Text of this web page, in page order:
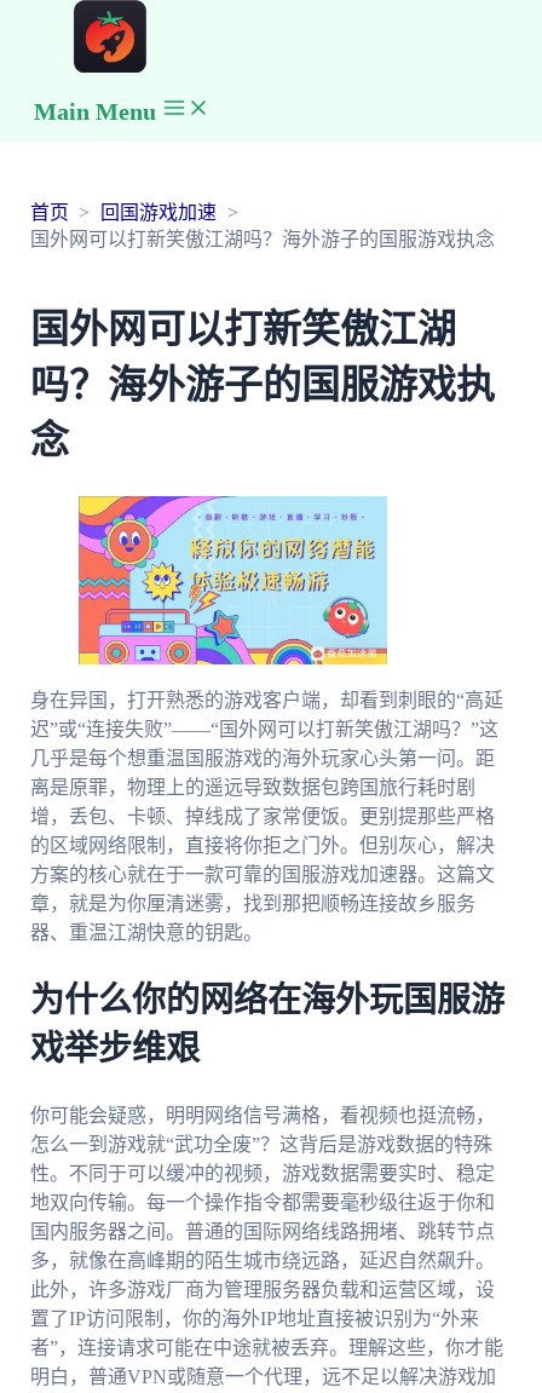
Main Menu
首页
回国游戏加速
国外网可以打新笑傲江湖吗？海外游子的国服游戏执念
国外网可以打新笑傲江湖
吗？海外游子的国服游戏执
念
身在异国，打开熟悉的游戏客户端，却看到刺眼的“高延
迟”或“连接失败”——“国外网可以打新笑傲江湖吗？”这
几乎是每个想重温国服游戏的海外玩家心头第一问。距
离是原罪，物理上的遥远导致数据包跨国旅行耗时剧
增，丢包、卡顿、掉线成了家常便饭。更别提那些严格
的区域网络限制，直接将你拒之门外。但别灰心，解决
方案的核心就在于一款可靠的国服游戏加速器。这篇文
章，就是为你厘清迷雾，找到那把顺畅连接故乡服务
器、重温江湖快意的钥匙。
为什么你的网络在海外玩国服游
戏举步维艰
你可能会疑惑，明明网络信号满格，看视频也挺流畅，
怎么一到游戏就“武功全废”？这背后是游戏数据的特殊
性。不同于可以缓冲的视频，游戏数据需要实时、稳定
地双向传输。每一个操作指令都需要毫秒级往返于你和
国内服务器之间。普通的国际网络线路拥堵、跳转节点
多，就像在高峰期的陌生城市绕远路，延迟自然飙升。
此外，许多游戏厂商为管理服务器负载和运营区域，设
置了IP访问限制，你的海外IP地址直接被识别为“外来
者”，连接请求可能在中途就被丢弃。理解这些，你才能
明白，普通VPN或随意一个代理，远不足以解决游戏加